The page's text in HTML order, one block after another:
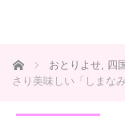
ホーム おとりよせ, 四
さり美味しい「しまな